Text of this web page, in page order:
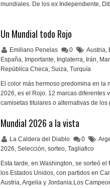
mundiales. De los ex Independiente,
Un Mundial todo Rojo
Emiliano Penelas 0 Austria,
España, Importante, Inglaterra, Irán,
República Checa, Suiza, Turquía
El color más hermoso predomina en la
2026, es el Rojo. 12 marcas diferentes
camisetas titulares o alternativas de
Mundial 2026 a la vista
La Caldera del Diablo 0
2026, Selección, sorteo, Tagliafico
Esta tarde, en Washington, se sorteó
los Estados Unidos, con partidos en
Austria, Argelia y Jordania.Los